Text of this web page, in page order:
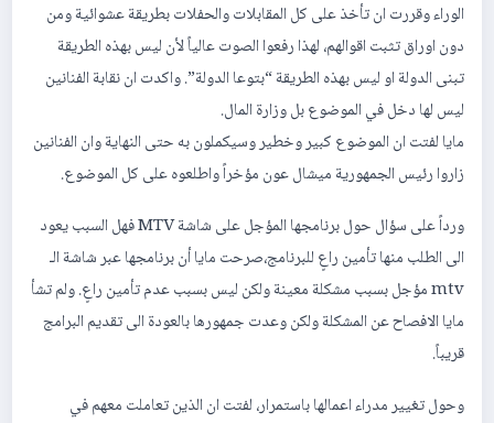
الوراء وقررت ان تأخذ على كل المقابلات والحفلات بطريقة عشوائية ومن
دون اوراق تثبت اقوالهم، لهذا رفعوا الصوت عالياً لأن ليس بهذه الطريقة
تبنى الدولة او ليس بهذه الطريقة “بتوعا الدولة”. واكدت ان نقابة الفنانين
ليس لها دخل في الموضوع بل وزارة المال.
مايا لفتت ان الموضوع كبير وخطير وسيكملون به حتى النهاية وان الفنانين
زاروا رئيس الجمهورية ميشال عون مؤخراً واطلعوه على كل الموضوع.
ورداً على سؤال حول برنامجها المؤجل على شاشة MTV فهل السبب يعود
الى الطلب منها تأمين راعٍ للبرنامج،صرحت مايا أن برنامجها عبر شاشة الـ
mtv مؤجل بسبب مشكلة معينة ولكن ليس بسبب عدم تأمين راعٍ. ولم تشأ
مايا الافصاح عن المشكلة ولكن وعدت جمهورها بالعودة الى تقديم البرامج
قريباً.
وحول تغيير مدراء اعمالها باستمرار، لفتت ان الذين تعاملت معهم في